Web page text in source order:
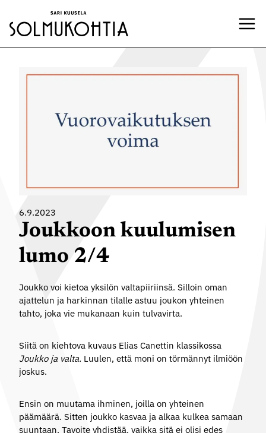
sisältöön
6.9.2023
Joukkoon kuulumisen
lumo 2/4
Joukko voi kietoa yksilön valtapiiriinsä. Silloin oman
ajattelun ja harkinnan tilalle astuu joukon yhteinen
tahto, joka vie mukanaan kuin tulvavirta.
Siitä on kiehtova kuvaus Elias Canettin klassikossa
Joukko ja valta. Luulen, että moni on törmännyt ilmiöön
joskus.
Ensin on muutama ihminen, joilla on yhteinen
päämäärä. Sitten joukko kasvaa ja alkaa kulkea samaan
suuntaan. Tavoite yhdistää, vaikka sitä ei olisi edes